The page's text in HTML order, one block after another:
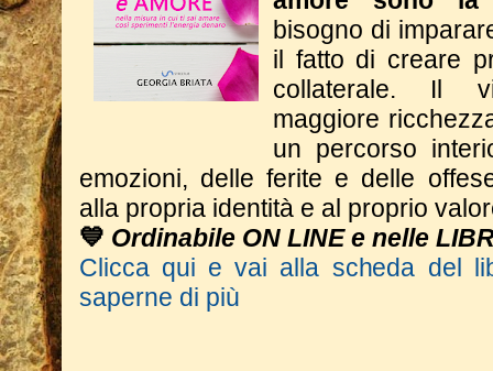
bisogno di
il fatto di creare
collaterale. Il
maggiore
un percorso
emozioni, delle ferite e delle
alla propria identità e al proprio
💙 Ordinabile ON LINE e nelle
Clicca qui e vai alla scheda del
saperne di più